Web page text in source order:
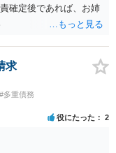
確定後であれば、お姉
求
#多重債務
役にたった 2